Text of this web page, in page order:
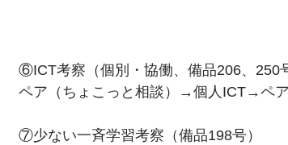
⑥ICT考察（個別・協働、備品206、250
ペア（ちょこっと相談）→個人ICT→ペ
⑦少ない一斉学習考察（備品198号）